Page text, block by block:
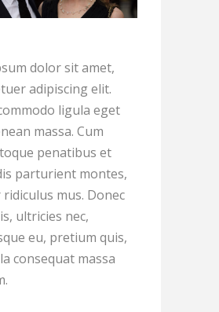
dolor sit amet,
adipiscing elit.
ligula eget
massa. Cum
penatibus et
parturient montes,
mus. Donec
ultricies nec,
eu, pretium quis,
consequat massa